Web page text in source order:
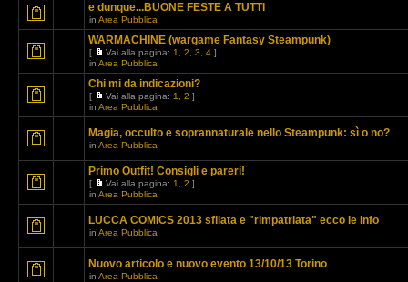
e dunque...BUONE FESTE A TUTTI
in Area Pubblica
WARMACHINE (wargame Fantasy Steampunk)
[ Vai alla pagina: 1 2 3 4 ]
in Area Pubblica
Chi mi da indicazioni?
[ Vai alla pagina: 1 2 ]
in Area Pubblica
Magia, occulto e soprannaturale nello Steampunk: sì o no?
in Area Pubblica
Primo Outfit! Consigli e pareri!
[ Vai alla pagina: 1 2 ]
in Area Pubblica
LUCCA COMICS 2013 sfilata e "rimpatriata" ecco le info
in Area Pubblica
Nuovo articolo e nuovo evento 13/10/13 Torino
in Area Pubblica